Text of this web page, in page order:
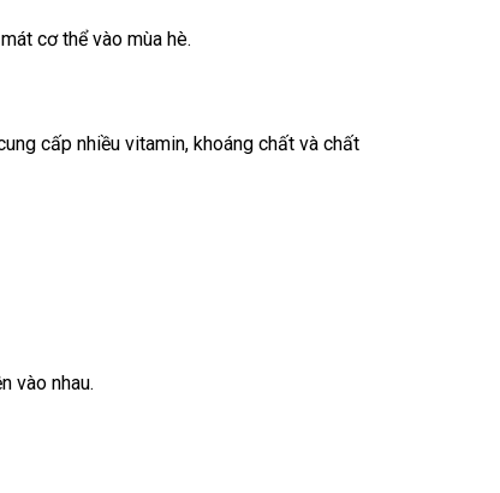
cơ thể vào mùa hè.
cấp nhiều vitamin, khoáng chất và chất
vào nhau.